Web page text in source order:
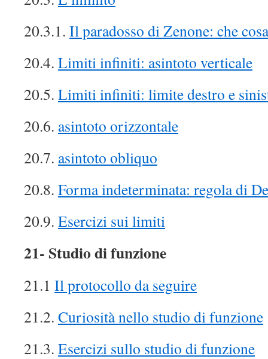
20.3.1. Il paradosso di Zenone: che
20.4. Limiti infiniti: asintoto verticale
20.5. Limiti infiniti: limite destro e
20.6. asintoto orizzontale
20.7. asintoto obliquo
20.8. Forma indeterminata: regola di
20.9. Esercizi sui limiti
21- Studio di funzione
21.1 Il protocollo da seguire
21.2. Curiosità nello studio di funzione
21.3. Esercizi sullo studio di funzione